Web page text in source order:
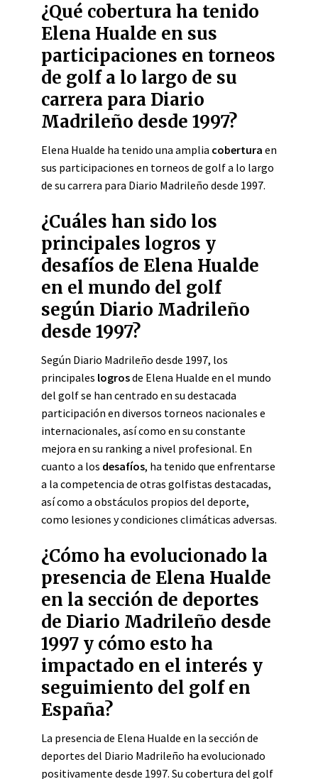
¿Qué cobertura ha tenido
Elena Hualde en sus
participaciones en torneos
de golf a lo largo de su
carrera para Diario
Madrileño desde 1997?
Elena Hualde ha tenido una amplia cobertura en
sus participaciones en torneos de golf a lo largo
de su carrera para Diario Madrileño desde 1997.
¿Cuáles han sido los
principales logros y
desafíos de Elena Hualde
en el mundo del golf
según Diario Madrileño
desde 1997?
Según Diario Madrileño desde 1997, los
principales logrosde Elena Hualde en el mundo
del golf se han centrado en su destacada
participación en diversos torneos nacionales e
internacionales, así como en su constante
mejora en su ranking a nivel profesional. En
cuanto a los desafíos, ha tenido que enfrentarse
a la competencia de otras golfistas destacadas,
así como a obstáculos propios del deporte,
como lesiones y condiciones climáticas adversas.
¿Cómo ha evolucionado la
presencia de Elena Hualde
en la sección de deportes
de Diario Madrileño desde
1997 y cómo esto ha
impactado en el interés y
seguimiento del golf en
España?
La presencia de Elena Hualde en la sección de
deportes del Diario Madrileño ha evolucionado
positivamente desde 1997. Su cobertura del golf